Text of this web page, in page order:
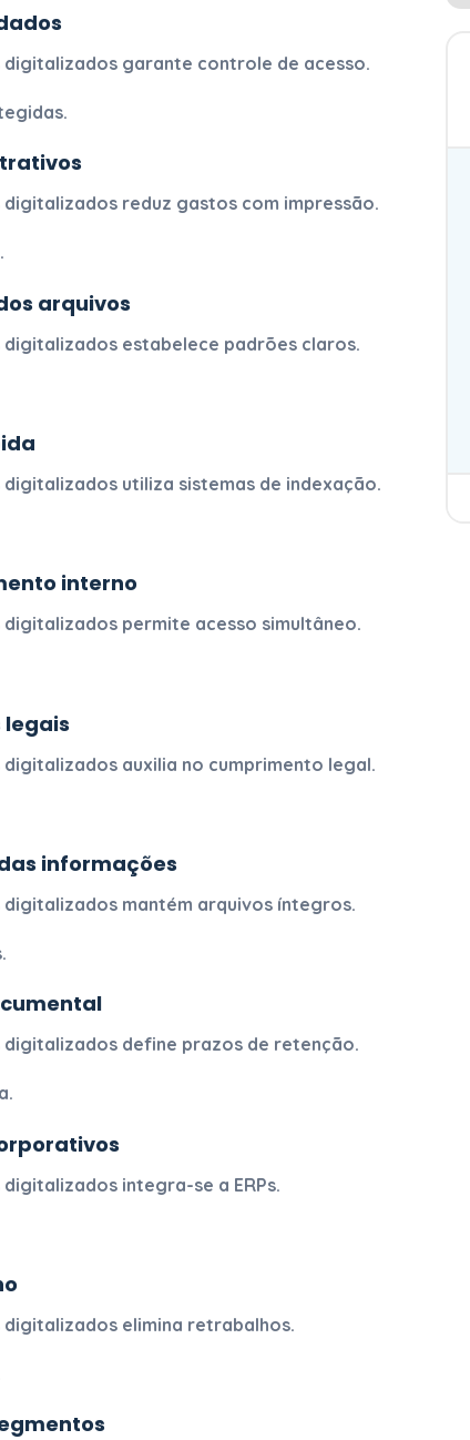
digitalizados garante controle de acesso.
digitalizados reduz gastos com impressão.
arquivos
digitalizados estabelece padrões claros.
digitalizados utiliza sistemas de indexação.
interno
digitalizados permite acesso simultâneo.
digitalizados auxilia no cumprimento legal.
informações
digitalizados mantém arquivos íntegros.
digitalizados define prazos de retenção.
digitalizados integra-se a ERPs.
digitalizados elimina retrabalhos.